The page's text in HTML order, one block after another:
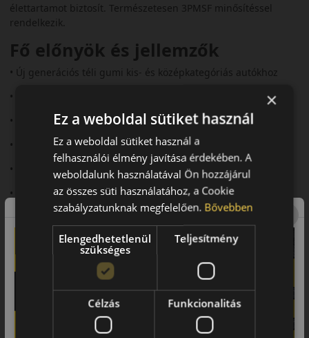
élettartamot biztosít. Természetesen 3PMSF minősítéssel
rendelkezik.
Fő előnyök és jellemzők
• Új generációs téli gumi kis- és középkategóriás autókhoz
• Rövidebb fékút havas és nedves úton
• Megbízható tapadás jeges körülmények között is
• Gazdaságos, hosszú élettartam
• Csendes futás és kényelmes vezetés
• Fejlett lamellahálózat a stabilitásért
Futófelület és tapadás téli
útviszonyok között
A Cinturato Winter 3 V-alakú futófelülettel és nagy sűrűségű
lamellázattal rendelkezik, amely rengeteg kapaszkodóélet
biztosít havas és jeges utakon. Az új lamellatechnológia javítja
a fékezést és a gyorsítást, valamint stabilabb
kormányozhatóságot kínál.
×
Ez a weboldal sütiket használ
Ez a weboldal sütiket használ a
felhasználói élmény javítása érdekében. A
weboldalunk használatával Ön hozzájárul
az összes süti használatához, a Cookie
szabályzatunknak megfelelően. Bővebben
Elengedhetetlenül
szükséges
Teljesítmény
Célzás Funkcionalitás